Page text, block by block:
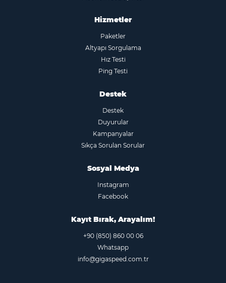
Hizmetler
Paketler
Altyapı Sorgulama
Hız Testi
Ping Testi
Destek
Destek
Duyurular
Kampanyalar
Sıkça Sorulan Sorular
Sosyal Medya
Instagram
Facebook
Kayıt Bırak, Arayalım!
+90 (850) 860 00 06
Whatsapp
info@gigaspeed.com.tr